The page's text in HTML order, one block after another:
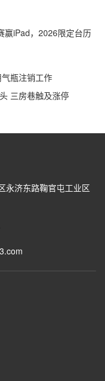
iPad，2026限定台历
瓶注销工作
三房巷触及涨停
永济东路鞠官屯工业区